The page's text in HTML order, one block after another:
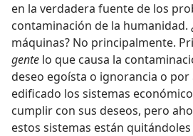
en la verdadera fuente de los
contaminación de la humanidad.
máquinas? No principalmente.
gente lo que causa la
deseo egoísta o ignorancia o por
edificado los sistemas
cumplir con sus deseos, pero
estos sistemas están